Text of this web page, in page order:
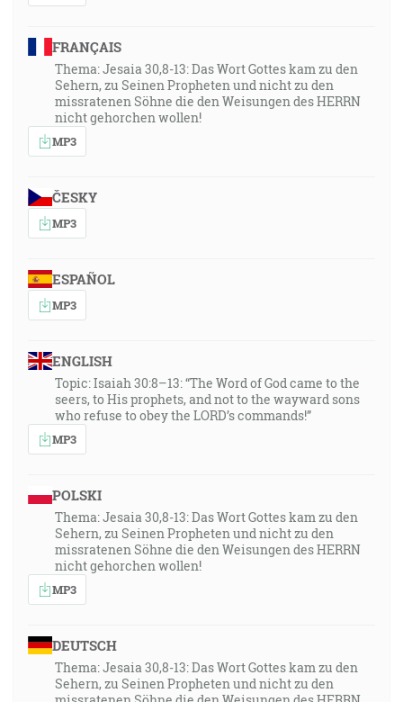
FRANÇAIS
Thema: Jesaia 30,8-13: Das Wort Gottes kam zu den
Sehern, zu Seinen Propheten und nicht zu den
missratenen Söhne die den Weisungen des HERRN
nicht gehorchen wollen!
MP3
ČESKY
MP3
ESPAÑOL
MP3
ENGLISH
Topic: Isaiah 30:8–13: “The Word of God came to the
seers, to His prophets, and not to the wayward sons
who refuse to obey the LORD’s commands!”
MP3
POLSKI
Thema: Jesaia 30,8-13: Das Wort Gottes kam zu den
Sehern, zu Seinen Propheten und nicht zu den
missratenen Söhne die den Weisungen des HERRN
nicht gehorchen wollen!
MP3
DEUTSCH
Thema: Jesaia 30,8-13: Das Wort Gottes kam zu den
Sehern, zu Seinen Propheten und nicht zu den